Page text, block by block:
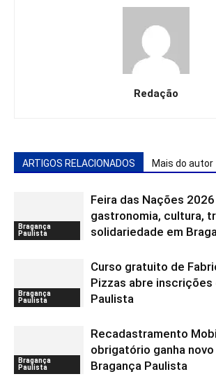
Redação
ARTIGOS RELACIONADOS Mais do autor
Bragança
Paulista
Feira das Nações
gastronomia, cultura,
solidariedade em
Bragança
Paulista
Curso gratuito de
Pizzas abre inscrições
Paulista
Bragança
Paulista
Recadastramento
obrigatório ganha
Bragança Paulista